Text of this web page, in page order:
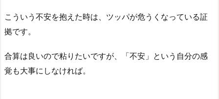
こういう不安を抱えた時は、ツッパが危うくなっている証
拠です。
合算は良いので粘りたいですが、「不安」という自分の感
覚も大事にしなければ。